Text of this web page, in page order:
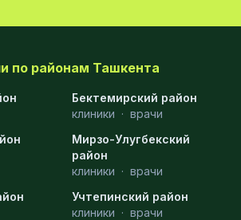
по районам Ташкента
Бектемирский район
клиники · врачи
Мирзо-Улугбекский
район
клиники · врачи
Учтепинский район
клиники · врачи